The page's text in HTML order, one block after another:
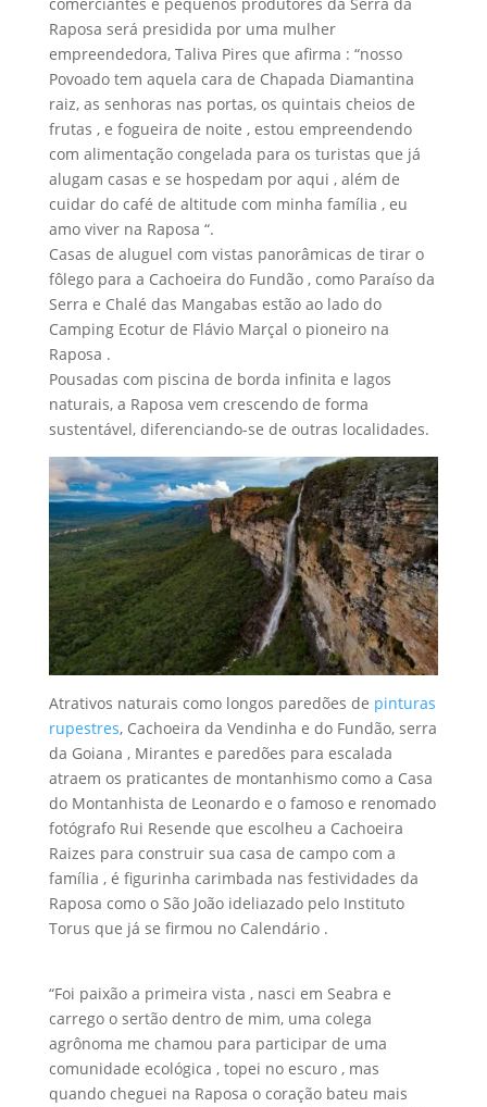
Raposa será presidida por uma mulher
empreendedora, Taliva Pires que afirma : “nosso
Povoado tem aquela cara de Chapada Diamantina
raiz, as senhoras nas portas, os quintais cheios de
frutas , e fogueira de noite , estou empreendendo
com alimentação congelada para os turistas que já
alugam casas e se hospedam por aqui , além de
cuidar do café de altitude com minha família , eu
amo viver na Raposa “.
Casas de aluguel com vistas panorâmicas de tirar o
fôlego para a Cachoeira do Fundão , como Paraíso da
Serra e Chalé das Mangabas estão ao lado do
Camping Ecotur de Flávio Marçal o pioneiro na
Raposa .
Pousadas com piscina de borda infinita e lagos
naturais, a Raposa vem crescendo de forma
sustentável, diferenciando-se de outras localidades.
Atrativos naturais como longos paredões de pinturas
rupestres, Cachoeira da Vendinha e do Fundão, serra
da Goiana , Mirantes e paredões para escalada
atraem os praticantes de montanhismo como a Casa
do Montanhista de Leonardo e o famoso e renomado
fotógrafo Rui Resende que escolheu a Cachoeira
Raizes para construir sua casa de campo com a
família , é figurinha carimbada nas festividades da
Raposa como o São João ideliazado pelo Instituto
Torus que já se firmou no Calendário .
“Foi paixão a primeira vista , nasci em Seabra e
carrego o sertão dentro de mim, uma colega
agrônoma me chamou para participar de uma
comunidade ecológica , topei no escuro , mas
quando cheguei na Raposa o coração bateu mais